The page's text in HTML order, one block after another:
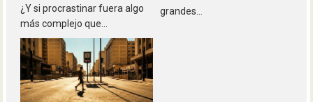
¿Y si procrastinar fuera algo
más complejo que...
grandes...